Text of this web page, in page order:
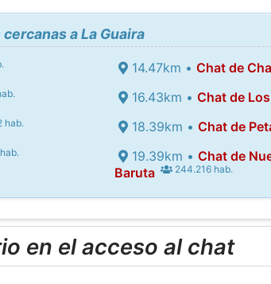
a La Guaira
hab.
14.47km •Chat de
16.43km •Chat de
18.39km •Chat de
19.39km •Chat de
Baruta
244.216 hab.
en el acceso al chat